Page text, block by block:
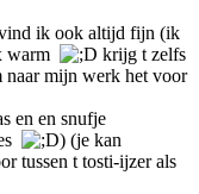
ik ook altijd fijn (ik
warm
krijg t zelfs
naar mijn werk het voor
en en snufje
) (je kan
tussen t tosti-ijzer als